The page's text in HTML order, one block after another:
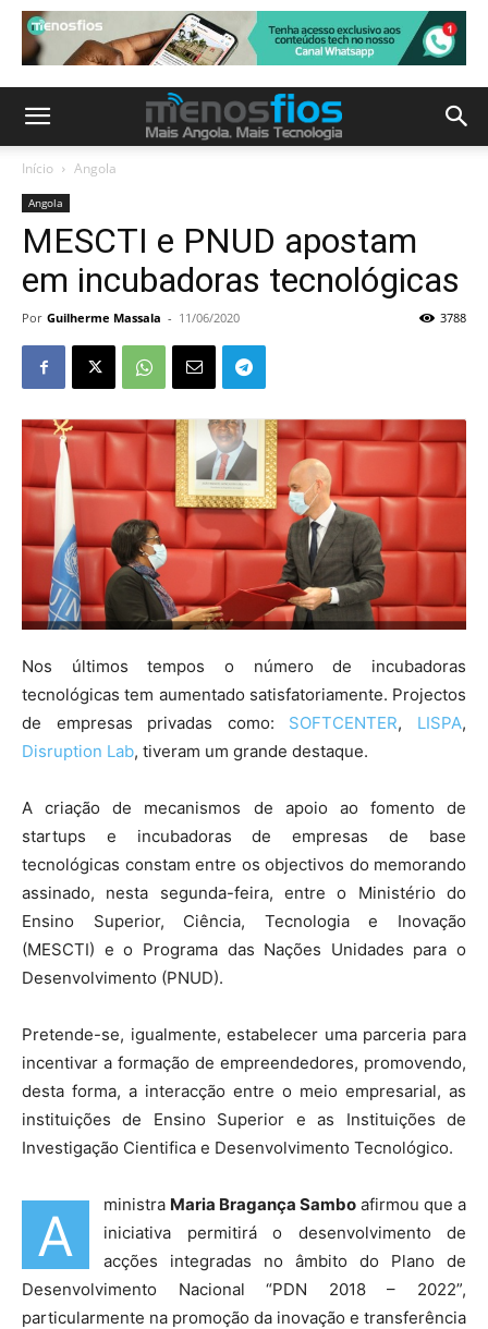
Início Angola
Angola
MESCTI e PNUD apostam
em incubadoras tecnológicas
Por Guilherme Massala - 11/06/2020 3788
Nos últimos tempos o número de incubadoras
tecnológicas tem aumentado satisfatoriamente. Projectos
de empresas privadas como: SOFTCENTER, LISPA,
Disruption Lab, tiveram um grande destaque.
A criação de mecanismos de apoio ao fomento de
startups e incubadoras de empresas de base
tecnológicas constam entre os objectivos do memorando
assinado, nesta segunda-feira, entre o Ministério do
Ensino Superior, Ciência, Tecnologia e Inovação
(MESCTI) e o Programa das Nações Unidades para o
Desenvolvimento (PNUD).
Pretende-se, igualmente, estabelecer uma parceria para
incentivar a formação de empreendedores, promovendo,
desta forma, a interacção entre o meio empresarial, as
instituições de Ensino Superior e as Instituições de
Investigação Cientifica e Desenvolvimento Tecnológico.
A ministra Maria Bragança Sambo afirmou que a
iniciativa permitirá o desenvolvimento de
acções integradas no âmbito do Plano de
Desenvolvimento Nacional “PDN 2018 – 2022”,
particularmente na promoção da inovação e transferência